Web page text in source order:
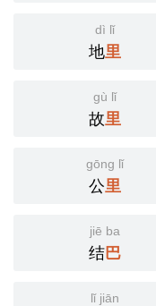
dì lǐ
地里
gù lǐ
故里
gōng lǐ
公里
jiē ba
结巴
lǐ jiān